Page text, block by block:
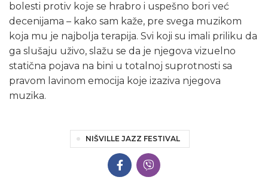
bolesti protiv koje se hrabro i uspešno bori već
decenijama – kako sam kaže, pre svega muzikom
koja mu je najbolja terapija. Svi koji su imali priliku da
ga slušaju uživo, slažu se da je njegova vizuelno
statična pojava na bini u totalnoj suprotnosti sa
pravom lavinom emocija koje izaziva njegova
muzika.
NIŠVILLE JAZZ FESTIVAL